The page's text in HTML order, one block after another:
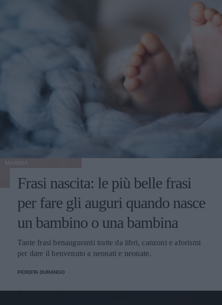
Frasi nascita: le più belle frasi
per fare gli auguri quando nasce
un bambino o una bambina
Tante frasi benauguranti tratte da libri, canzoni e aforismi
per dare il benvenuto a neonati e neonate.
PERDITA DURANGO